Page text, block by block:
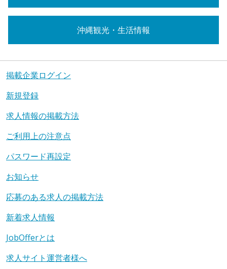
沖縄観光・生活情報
掲載企業ログイン
新規登録
求人情報の掲載方法
ご利用上の注意点
パスワード再設定
お知らせ
応募のある求人の掲載方法
新着求人情報
JobOfferとは
求人サイト運営者様へ